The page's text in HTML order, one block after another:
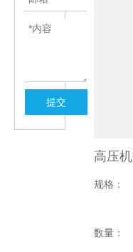
提交
高压
规格：
数量：